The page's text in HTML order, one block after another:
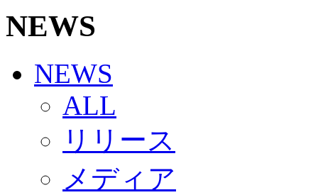
Jリーグ運営管理規定
写真・動画使用ガイドライン
SCHEDULE
2026/27
練習見学時のファンサービスについて
TICKET
奈良クラブ明治安田J3リーグ2026/27シーズン試
奈良クラブ明治安田Ｊ3リーグ 2026/27シーズン「
観戦ルール＆マナー
2026/27ファンコミュニティ
サポートショップ
NEWS
NEWS
ALL
リリース
メディア